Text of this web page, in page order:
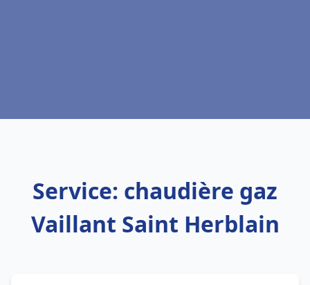
Service: chaudière gaz
Vaillant Saint Herblain